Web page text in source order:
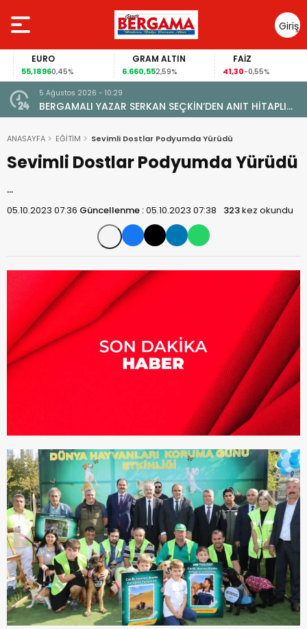
Giriş
Yap
EURO
55,18960,45%
GRAM ALTIN
6.660,552,59%
FAİZ
41,30-0,55%
5 Ağustos 2026 - 10:29
BERGAMALI YAZAR SERKAN SEÇKİN’DEN ANIT HİTAPLI
KİTAP: “PERGAMON’DAN ARTVİN’E”
ANASAYFA EĞİTİM Sevimli Dostlar Podyumda Yürüdü
Sevimli Dostlar Podyumda Yürüdü
…
05.10.2023 07:36 Güncellenme :05.10.2023 07:38 323kez okundu